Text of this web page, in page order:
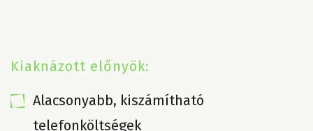
Kiaknázott előnyök:
Alacsonyabb, kiszámítható
telefonköltségek